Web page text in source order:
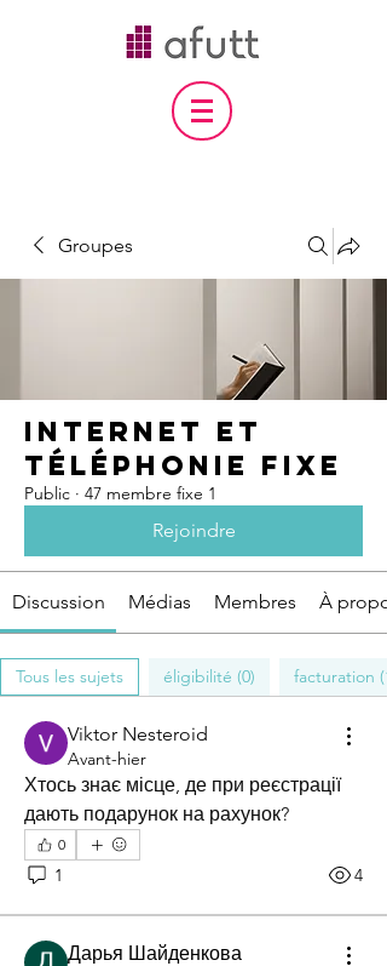
Groupes
internet et
téléphonie fixe
Public · 47 membre fixe 1
Rejoindre
Discussion Médias Membres À
Tous les sujets éligibilité (0) facturation (1)
Viktor Nesteroid
Avant-hier
Хтось знає місце, де при реєстрації
дають подарунок на рахунок?
0
1 4
Дарья Шайденкова